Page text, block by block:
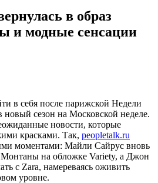
в образ
и модные сенсации
в себя после парижской Недели
новый сезон на Московской неделе.
новости, которые
красками. Так, peopletalk.ru
моментами: Майли Сайрус вновь
на обложке Variety, а Джон
с Zara, намереваясь оживить
уровне.